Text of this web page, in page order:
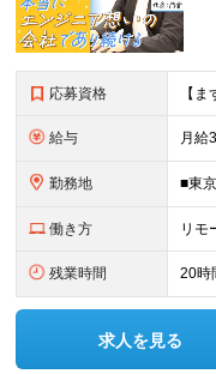
応募資格
給与
勤務地
働き方 リモ
残業時間 20時
求人を見る